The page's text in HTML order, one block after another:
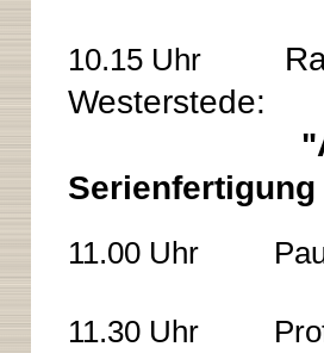
10.15 Uhr
Westerstede:
11.00 Uhr
11.30 Uhr Prof.